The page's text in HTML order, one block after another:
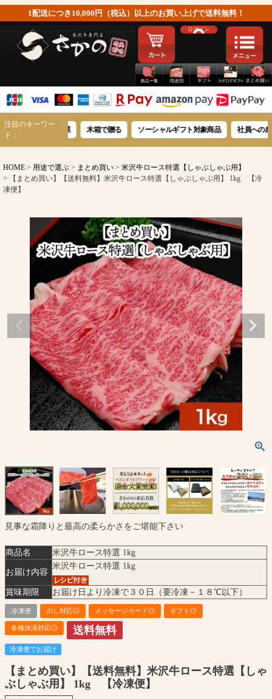
1配送につき10,000円（税込）以上のお買い上げで送料無料！
ログイン
注目のキーワー
ド：
豪華惣菜 木箱で贈る ソーシャルギフト対象商品 社員への感謝を伝える
HOME 用途で選ぶ まとめ買い
米沢牛ロース特選【しゃぶしゃぶ用】
【まとめ買い】【送料無料】米沢牛ロース特選【しゃぶしゃぶ用】 1kg 【冷
凍便】
見事な霜降りと最高の柔らかさをご堪能下さい
商品名 米沢牛ロース特選 1kg
お届け内容
米沢牛ロース特選 1kg
賞味期限 お届け日より冷凍で３０日（要冷凍－１８℃以下）
冷凍便 のし対応◎ メッセージカード◎ ギフト◎
各種決済対応◎ 送料無料
冷凍便でお届け
【まとめ買い】【送料無料】米沢牛ロース特選【しゃ
ぶしゃぶ用】 1kg 【冷凍便】